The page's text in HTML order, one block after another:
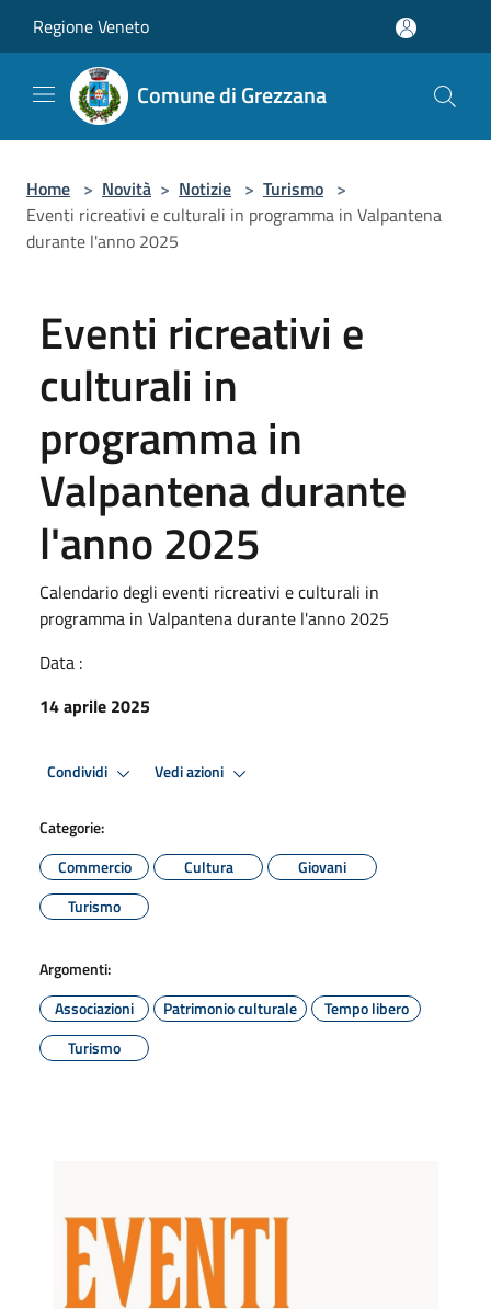
Regione Veneto
Comune di Grezzana
Home > Novità > Notizie > Turismo >
Eventi ricreativi e culturali in programma in Valpantena
durante l'anno 2025
Eventi ricreativi e
culturali in
programma in
Valpantena durante
l'anno 2025
Calendario degli eventi ricreativi e culturali in
programma in Valpantena durante l'anno 2025
Data :
14 aprile 2025
Condividi Vedi azioni
Categorie:
Commercio
Cultura
Giovani
Turismo
Argomenti:
Associazioni
Patrimonio culturale
Tempo libero
Turismo